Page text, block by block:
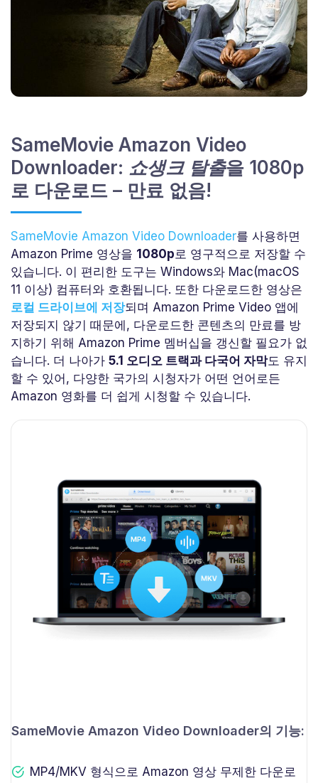
SameMovie Amazon Video
Downloader: 쇼생크 탈출을 1080p
로 다운로드 – 만료 없음!
SameMovie Amazon Video Downloader를 사용하면
Amazon Prime 영상을 1080p로 영구적으로 저장할 수
있습니다. 이 편리한 도구는 Windows와 Mac(macOS
11 이상) 컴퓨터와 호환됩니다. 또한 다운로드한 영상은
로컬 드라이브에 저장되며 Amazon Prime Video 앱에
저장되지 않기 때문에, 다운로드한 콘텐츠의 만료를 방
지하기 위해 Amazon Prime 멤버십을 갱신할 필요가 없
습니다. 더 나아가 5.1 오디오 트랙과 다국어 자막도 유지
할 수 있어, 다양한 국가의 시청자가 어떤 언어로든
Amazon 영화를 더 쉽게 시청할 수 있습니다.
SameMovie Amazon Video Downloader의 기능:
MP4/MKV 형식으로 Amazon 영상 무제한 다운로